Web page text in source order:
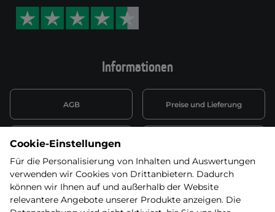
Informationen
AGB Preise und Lieferung
Datenschutzerklärung
Wiederufsbelehrung mit Link
zum Formular
Batterieentsorgung
Informationen zu Elektro-
Cookie-Einstellungen
Für die Personalisierung von Inhalten und Auswertungen
verwenden wir Cookies von Drittanbietern. Dadurch
können wir Ihnen auf und außerhalb der Website
relevantere Angebote unserer Produkte anzeigen. Die